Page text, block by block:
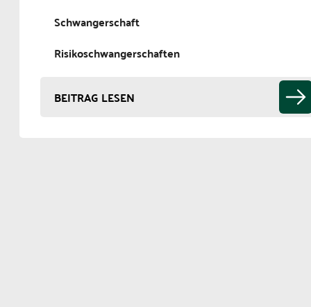
Schwangerschaft
Risikoschwangerschaften
BEITRAG LESEN